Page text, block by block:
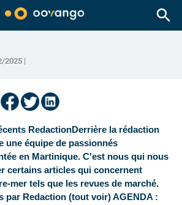
search
2025 |
RedactionDerrière la rédaction
une équipe de passionnés
en Martinique. C'est nous qui nous
certains articles qui concernent
mer tels que les revues de marché.
par Redaction (tout voir) AGENDA :